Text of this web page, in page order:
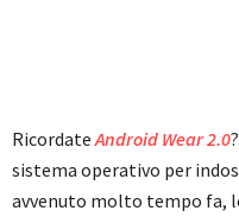
Ricordate Android Wear 2.0
sistema operativo per
avvenuto molto tempo fa,